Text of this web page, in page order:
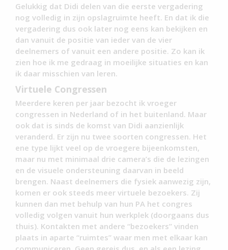
Gelukkig dat Didi delen van die eerste vergadering
nog volledig in zijn opslagruimte heeft. En dat ik die
vergadering dus ook later nog eens kan bekijken en
dan vanuit de positie van ieder van de vier
deelnemers of vanuit een andere positie. Zo kan ik
zien hoe ik me gedraag in moeilijke situaties en kan
ik daar misschien van leren.
Virtuele Congressen
Meerdere keren per jaar bezocht ik vroeger
congressen in Nederland of in het buitenland. Maar
ook dat is sinds de komst van Didi aanzienlijk
veranderd. Er zijn nu twee soorten congressen. Het
ene type lijkt veel op de vroegere bijeenkomsten,
maar nu met minimaal drie camera’s die de lezingen
en de visuele ondersteuning daarvan in beeld
brengen. Naast deelnemers die fysiek aanwezig zijn,
komen er ook steeds meer virtuele bezoekers. Zij
kunnen dan met behulp van hun PA het congres
volledig volgen vanuit hun werkplek (doorgaans dus
thuis). Kontakten met andere “bezoekers” vinden
plaats in aparte “ruimtes” waar men met elkaar kan